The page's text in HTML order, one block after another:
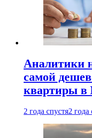
Аналитики
самой
квартиры в
2 года спустя2 года